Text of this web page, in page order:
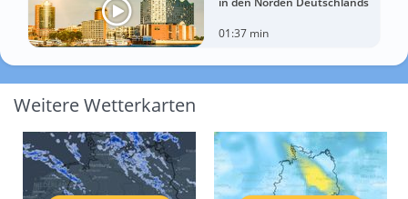
01:37 min
Weitere Wetterkarten